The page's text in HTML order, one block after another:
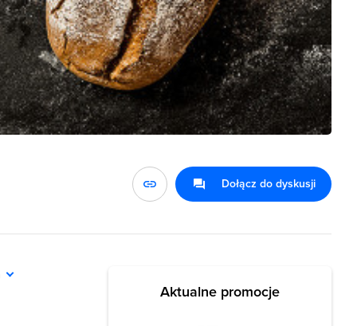
Dołącz do dyskusji
Aktualne promocje